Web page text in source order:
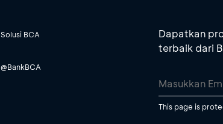
Solusi BCA
@BankBCA
Dapatkan
terbaik dari
This page is